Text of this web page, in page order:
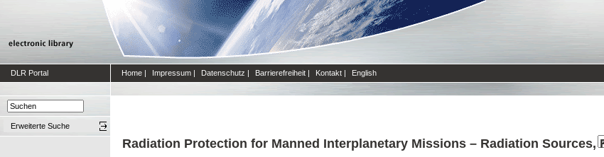
DLR Portal Home | Impressum | Datenschutz | Barrierefreiheit | Kontakt | English
Erweiterte Suche
Radiation Protection for Manned Interplanetary Missions – Radiation Sources,